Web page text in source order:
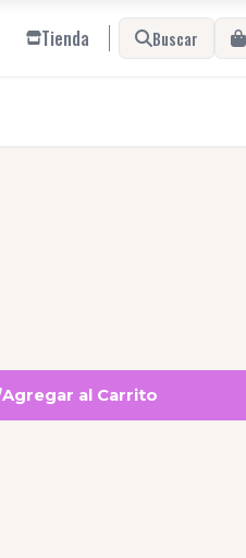
Tienda Buscar
Agregar al Carrito